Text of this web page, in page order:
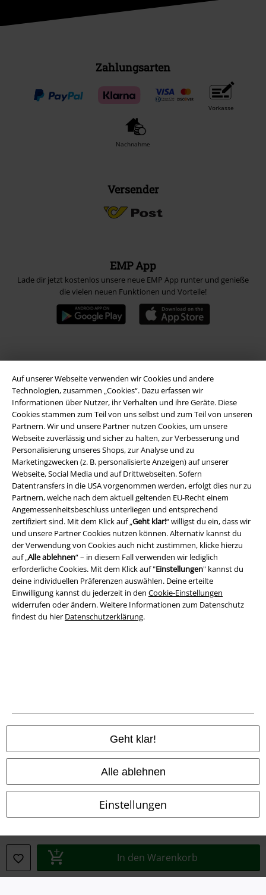
Auf unserer Webseite verwenden wir Cookies und andere
Technologien, zusammen „Cookies“. Dazu erfassen wir
Informationen über Nutzer, ihr Verhalten und ihre Geräte. Diese
Cookies stammen zum Teil von uns selbst und zum Teil von unseren
Partnern. Wir und unsere Partner nutzen Cookies, um unsere
Webseite zuverlässig und sicher zu halten, zur Verbesserung und
Personalisierung unseres Shops, zur Analyse und zu
Marketingzwecken (z. B. personalisierte Anzeigen) auf unserer
Webseite, Social Media und auf Drittwebseiten. Sofern
Datentransfers in die USA vorgenommen werden, erfolgt dies nur zu
Partnern, welche nach dem aktuell geltenden EU-Recht einem
Angemessenheitsbeschluss unterliegen und entsprechend
zertifiziert sind. Mit dem Klick auf „Geht klar!“ willigst du ein, dass wir
und unsere Partner Cookies nutzen können. Alternativ kannst du
der Verwendung von Cookies auch nicht zustimmen, klicke hierzu
auf „Alle ablehnen“ – in diesem Fall verwenden wir lediglich
erforderliche Cookies. Mit dem Klick auf "Einstellungen" kannst du
deine individuellen Präferenzen auswählen. Deine erteilte
Einwilligung kannst du jederzeit in den Cookie-Einstellungen
widerrufen oder ändern. Weitere Informationen zum Datenschutz
findest du hier Datenschutzerklärung.
Geht klar!
Alle ablehnen
Einstellungen
In den Warenkorb
Zahlungsarten
Vorkasse
Nachnahme
Versender
EMP App
Lade dir jetzt kostenlos unsere neue EMP App runter und genieße
die vielen neuen Funktionen und Vorteile!
Rechtliches
AGB
Impressum
Datenschutz
Alle Preise inkl. gesetzlicher Mehrwertsteuer, zzgl.
© 1986-2026 E.M.P. Merchandising HGmbH
EMP Online Shops
EMP International